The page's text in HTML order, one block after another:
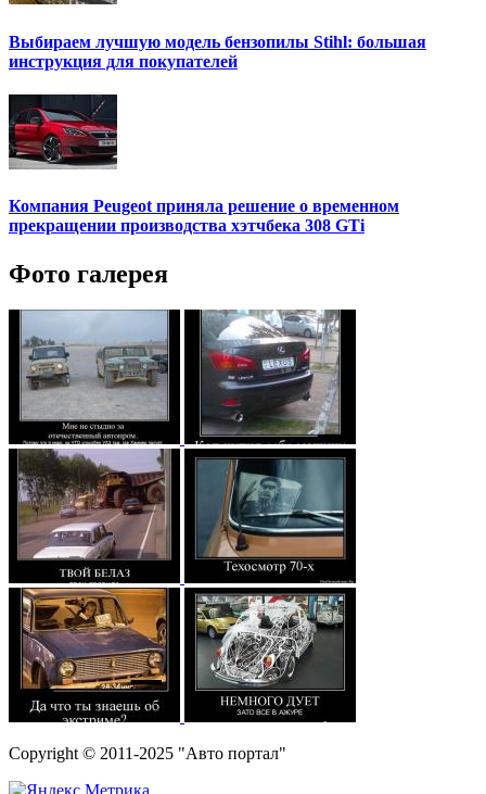
Выбираем лучшую модель бензопилы Stihl: большая
инструкция для покупателей
Компания Peugeot приняла решение о временном
прекращении производства хэтчбека 308 GTi
Фото галерея
Copyright © 2011-2025 "Авто портал"